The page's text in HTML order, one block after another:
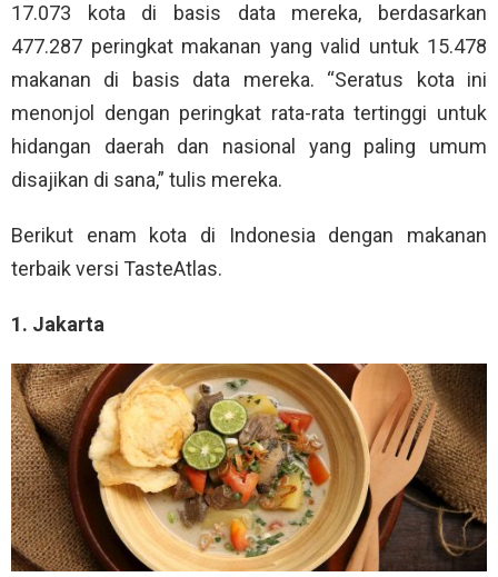
17.073 kota di basis data mereka, berdasarkan
477.287 peringkat makanan yang valid untuk 15.478
makanan di basis data mereka. “Seratus kota ini
menonjol dengan peringkat rata-rata tertinggi untuk
hidangan daerah dan nasional yang paling umum
disajikan di sana,” tulis mereka.
Berikut enam kota di Indonesia dengan makanan
terbaik versi TasteAtlas.
1. Jakarta